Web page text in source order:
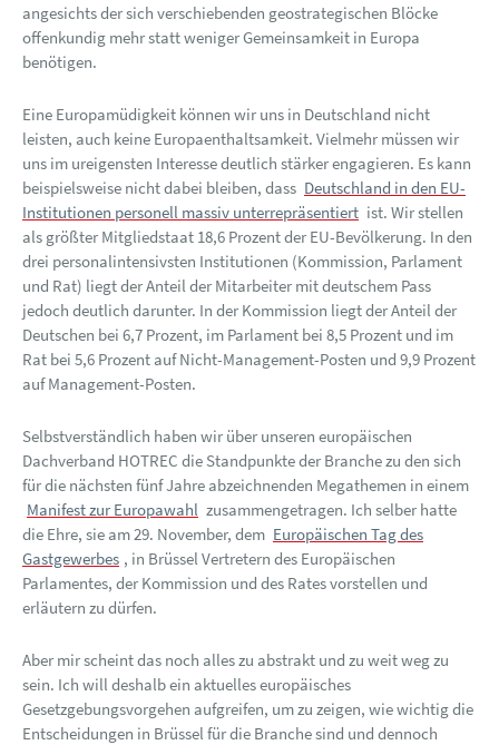
angesichts der sich verschiebenden geostrategischen Blöcke
offenkundig mehr statt weniger Gemeinsamkeit in Europa
benötigen.
Eine Europamüdigkeit können wir uns in Deutschland nicht
leisten, auch keine Europaenthaltsamkeit. Vielmehr müssen wir
uns im ureigensten Interesse deutlich stärker engagieren. Es kann
beispielsweise nicht dabei bleiben, dass Deutschland in den EU-
Institutionen personell massiv unterrepräsentiert ist. Wir stellen
als größter Mitgliedstaat 18,6 Prozent der EU-Bevölkerung. In den
drei personalintensivsten Institutionen (Kommission, Parlament
und Rat) liegt der Anteil der Mitarbeiter mit deutschem Pass
jedoch deutlich darunter. In der Kommission liegt der Anteil der
Deutschen bei 6,7 Prozent, im Parlament bei 8,5 Prozent und im
Rat bei 5,6 Prozent auf Nicht-Management-Posten und 9,9 Prozent
auf Management-Posten.
Selbstverständlich haben wir über unseren europäischen
Dachverband HOTREC die Standpunkte der Branche zu den sich
für die nächsten fünf Jahre abzeichnenden Megathemen in einem
Manifest zur Europawahl zusammengetragen. Ich selber hatte
die Ehre, sie am 29. November, dem Europäischen Tag des
Gastgewerbes , in Brüssel Vertretern des Europäischen
Parlamentes, der Kommission und des Rates vorstellen und
erläutern zu dürfen.
Aber mir scheint das noch alles zu abstrakt und zu weit weg zu
sein. Ich will deshalb ein aktuelles europäisches
Gesetzgebungsvorgehen aufgreifen, um zu zeigen, wie wichtig die
Entscheidungen in Brüssel für die Branche sind und dennoch